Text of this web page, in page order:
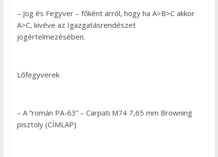
– Jog és Fegyver – főként arról, hogy ha A>B>C akkor
A>C, kivéve az Igazgatásrendészet
jogértelmezésében.
Lőfegyverek
– A “román PA-63” – Carpati M74 7,65 mm Browning
pisztoly (CÍMLAP)